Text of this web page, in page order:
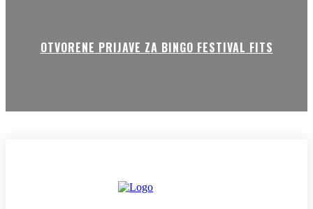
OTVORENE PRIJAVE ZA BINGO FESTIVAL FITS